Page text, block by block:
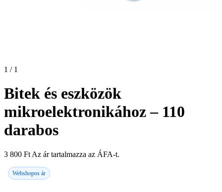
1 / 1
Bitek és eszközök
mikroelektronikához – 110
darabos
3 800 Ft Az ár tartalmazza az ÁFA-t.
Webshopos ár